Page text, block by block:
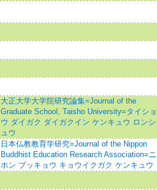
大正大学大学院研究論集=Journal of the
Graduate School, Taisho University=タイショ
ウ ダイガク ダイガクイン ケンキュウ ロンシ
ュウ
日本仏教教育学研究=Journal of the Nippon
Buddhist Education Research Association=ニ
ホン ブッキョウ キョウイクガク ケンキュウ